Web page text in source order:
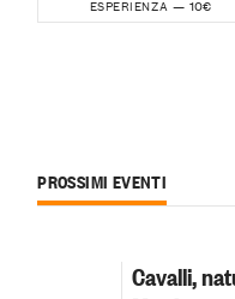
ESPERIENZA —
PROSSIMI EVENTI
Cavalli,